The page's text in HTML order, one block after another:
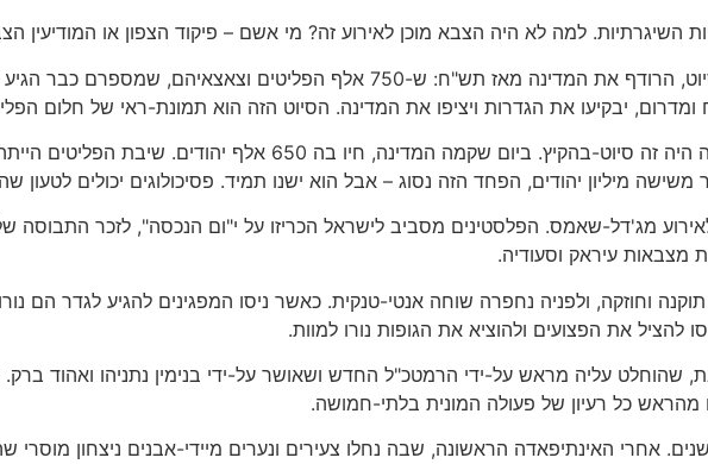
השיגרתיות. למה לא היה הצבא מוכן לאירוע זה? מי אשם – פיקוד הצפון או המודיעין
מאחורי ההתרגשות עמד הסיוט, הרודף את המדינה מאז תש"ח: ש-750 אלף
ומדרום, יבקיעו את הגדרות ויציפו את המדינה. הסיוט הזה הוא תמונת-ראי של חלום
בשנים הראשונות של המדינה היה זה סיוט-בהקיץ. ביום שקמה
משישה מיליון יהודים, הפחד הזה נסוג – אבל הוא ישנו תמיד. פסיכולוגים יכולים
מצבאות עיראק וסעודיה.
להציל את הפצועים ולהוציא את הגופות נורו למוות.
שהוחלט עליה מראש על-ידי הרמטכ"ל החדש ושאושר על-ידי בנימין נתניהו ואהוד
מהראש כל רעיון של פעולה המונית בלתי-חמושה.
זה מזכיר אירועים מלפני 10 שנים. אחרי האינתיפאדה הראשונה, שבה נחלו צעירים ונערים מיידי-אבנים